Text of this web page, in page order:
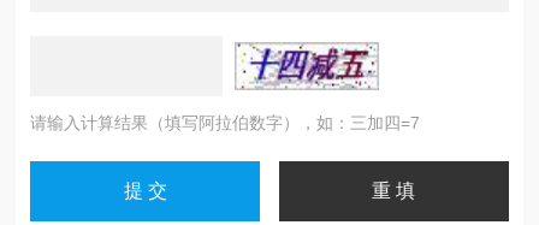
请输入计算结果（填写阿拉伯数字），如：三加四=7